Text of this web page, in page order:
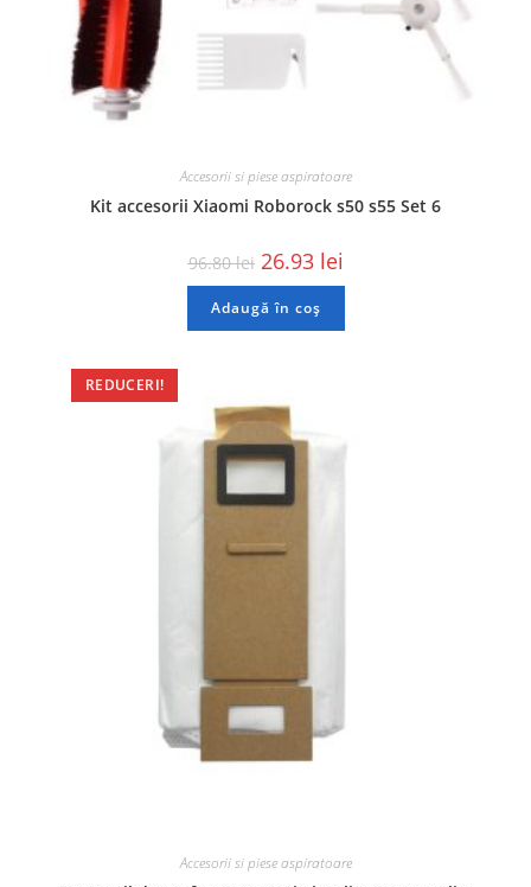
Accesorii si piese aspiratoare
Kit accesorii Xiaomi Roborock s50 s55 Set 6
96.80lei 26.93 lei
Adaugă în coș
REDUCERI!
Accesorii si piese aspiratoare